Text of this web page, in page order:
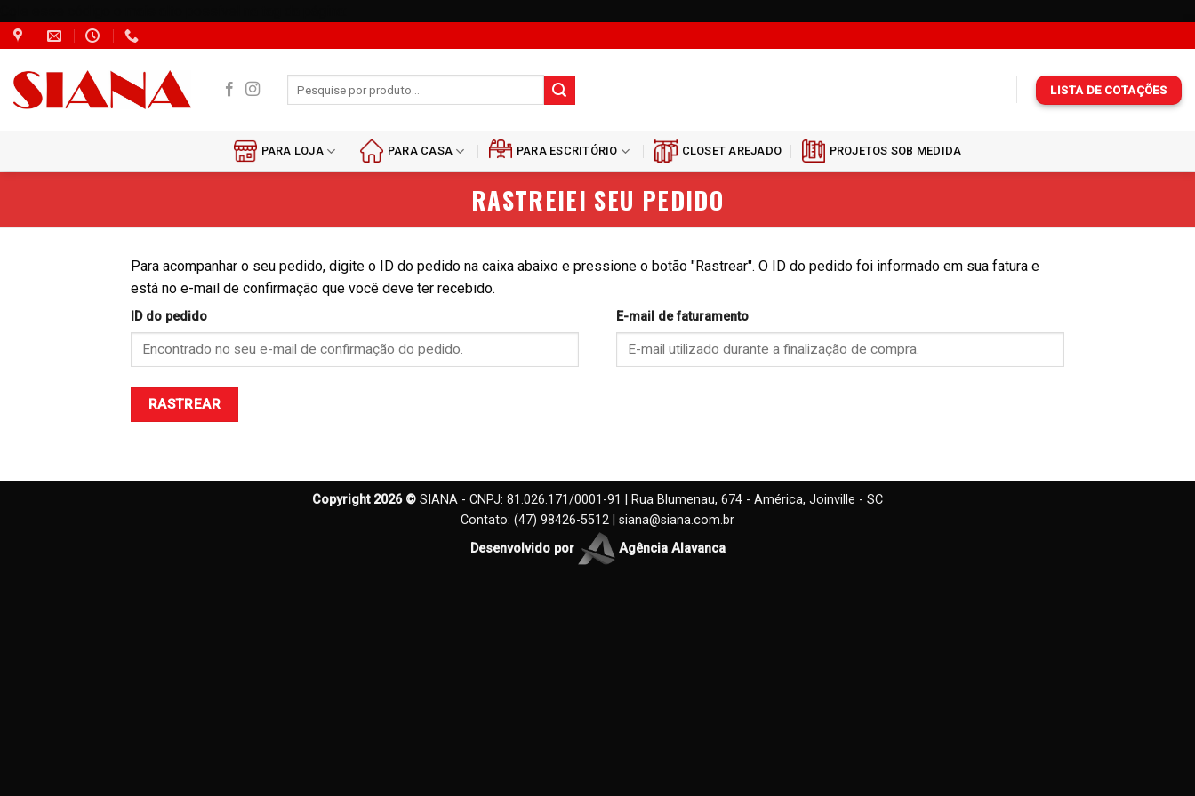
LISTA DE COTAÇÕES
PARA LOJA PARA CASA PARA ESCRITÓRIO CLOSET AREJADO PROJETOS SOB MEDIDA
RASTREIEI SEU PEDIDO
Para acompanhar o seu pedido, digite o ID do pedido na caixa abaixo e pressione o botão "Rastrear". O ID do pedido foi informado em sua fatura e
está no e-mail de confirmação que você deve ter recebido.
ID do pedido E-mail de faturamento
RASTREAR
Copyright 2026 © SIANA - CNPJ: 81.026.171/0001-91 | Rua Blumenau, 674 - América, Joinville - SC
Contato: (47) 98426-5512 | siana@siana.com.br
Desenvolvido por
Agência Alavanca